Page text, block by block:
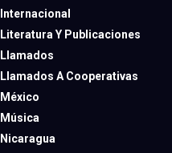
Internacional
Literatura Y Publicaciones
Llamados
Llamados A Cooperativas
México
Música
Nicaragua